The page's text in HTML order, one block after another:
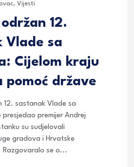
, Vijesti
12.
Vlade sa
Cijelom kraju
pomoć države
12. sastanak Vlade sa
presjedao premijer Andrej
su sudjelovali
gradova i Hrvatske
Razgovaralo se o...